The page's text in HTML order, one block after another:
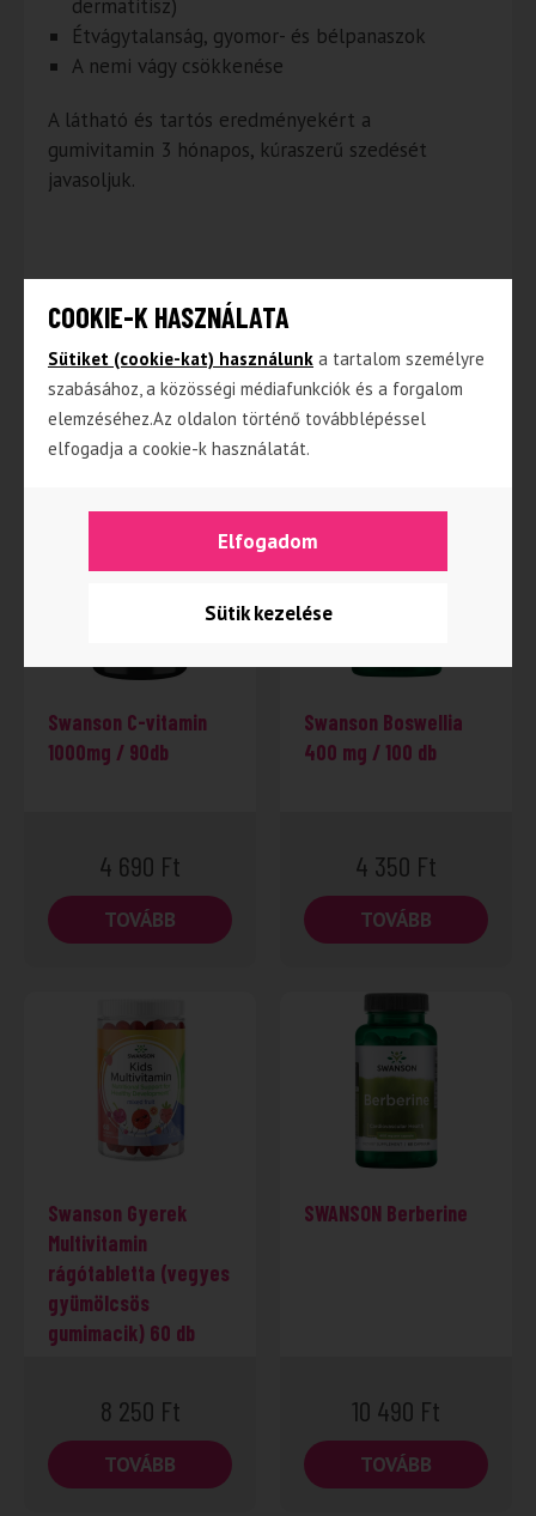
dermatitisz)
Étvágytalanság, gyomor- és bélpanaszok
A nemi vágy csökkenése
A látható és tartós eredményekért a
gumivitamin 3 hónapos, kúraszerű szedését
javasoljuk.
Fogyasztási javaslat:felnőtteknek naponta 1-2
darab gumivitamin javasolt,
Kapcsolódó termékek
Swanson C-vitamin
1000mg / 90db
4 690 Ft
TOVÁBB
Swanson Boswellia
400 mg / 100 db
4 350 Ft
TOVÁBB
Swanson Gyerek
Multivitamin
rágótabletta (vegyes
gyümölcsös
gumimacik) 60 db
8 250 Ft
TOVÁBB
SWANSON Berberine
10 490 Ft
TOVÁBB
COOKIE-K HASZNÁLATA
Sütiket (cookie-kat) használunk a tartalom személyre
szabásához, a közösségi médiafunkciók és a forgalom
elemzéséhez.Az oldalon történő továbblépéssel
elfogadja a cookie-k használatát.
Sütik kezelése
Elfogadom